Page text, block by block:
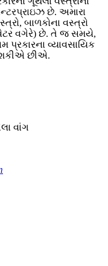
છે. અમારા
બાળકોના વસ્ત્રો
વગેરે) છે. તે જ સમયે,
પ્રકારના વ્યાવસાયિક
છીએ.
વાંગ